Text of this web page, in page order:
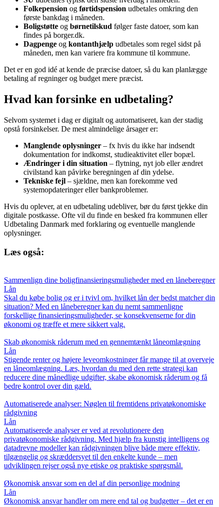
Folkepension og førtidspension udbetales omkring den
første bankdag i måneden.
Boligstøtte og børnetilskud følger faste datoer, som kan
findes på borger.dk.
Dagpenge og kontanthjælp udbetales som regel sidst på
måneden, men kan variere fra kommune til kommune.
Det er en god idé at kende de præcise datoer, så du kan planlægge
betaling af regninger og budget mere præcist.
Hvad kan forsinke en udbetaling?
Selvom systemet i dag er digitalt og automatiseret, kan der stadig
opstå forsinkelser. De mest almindelige årsager er:
Manglende oplysninger – fx hvis du ikke har indsendt
dokumentation for indkomst, studieaktivitet eller bopæl.
Ændringer i din situation – flytning, nyt job eller ændret
civilstand kan påvirke beregningen af din ydelse.
Tekniske fejl – sjældne, men kan forekomme ved
systemopdateringer eller bankproblemer.
Hvis du oplever, at en udbetaling udebliver, bør du først tjekke din
digitale postkasse. Ofte vil du finde en besked fra kommunen eller
Udbetaling Danmark med forklaring og eventuelle manglende
oplysninger.
Læs også:
Sammenlign dine boligfinansieringsmuligheder med en låneberegner
Lån
Skal du købe bolig og er i tvivl om, hvilket lån der bedst matcher din
situation? Med en låneberegner kan du nemt sammenligne
forskellige finansieringsmuligheder, se konsekvenserne for din
økonomi og træffe et mere sikkert valg.
Skab økonomisk råderum med en gennemtænkt låneomlægning
Lån
Stigende renter og højere leveomkostninger får mange til at overveje
en låneomlægning. Læs, hvordan du med den rette strategi kan
reducere dine månedlige udgifter, skabe økonomisk råderum og få
bedre kontrol over din gæld.
Automatiserede analyser: Nøglen til fremtidens privatøkonomiske
rådgivning
Lån
Automatiserede analyser er ved at revolutionere den
privatøkonomiske rådgivning. Med hjælp fra kunstig intelligens og
datadrevne modeller kan rådgivningen blive både mere effektiv,
tilgængelig og skræddersyet til den enkelte kunde – men
udviklingen rejser også nye etiske og praktiske spørgsmål.
Økonomisk ansvar som en del af din personlige modning
Lån
Økonomisk ansvar handler om mere end tal og budgetter – det er en